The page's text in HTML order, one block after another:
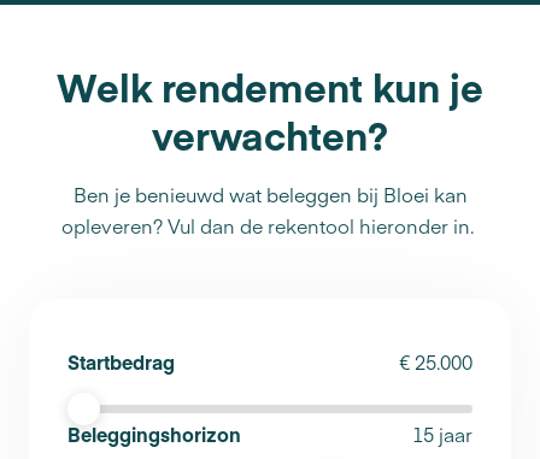
Welk rendement kun je
verwachten?
Ben je benieuwd wat beleggen bij Bloei kan
opleveren? Vul dan de rekentool hieronder in.
€ 25.000
Startbedrag
15 jaar
Beleggingshorizon